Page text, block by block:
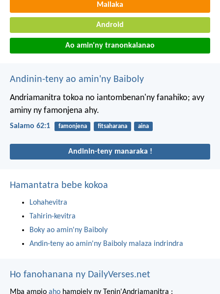
Mailaka
Android
Ao amin'ny tranonkalanao
Andinin-teny ao amin'ny Baiboly
Andriamanitra tokoa no iantombenan'ny fanahiko; avy
aminy ny famonjena ahy.
Salamo 62:1 famonjena fitsaharana aina
Andinin-teny manaraka !
Hamantatra bebe kokoa
Lohahevitra
Tahirin-kevitra
Boky ao amin'ny Baiboly
Andin-teny ao amin'ny Baiboly malaza indrindra
Ho fanohanana ny DailyVerses.net
Mba ampio aho hampiely ny Tenin'Andriamanitra :